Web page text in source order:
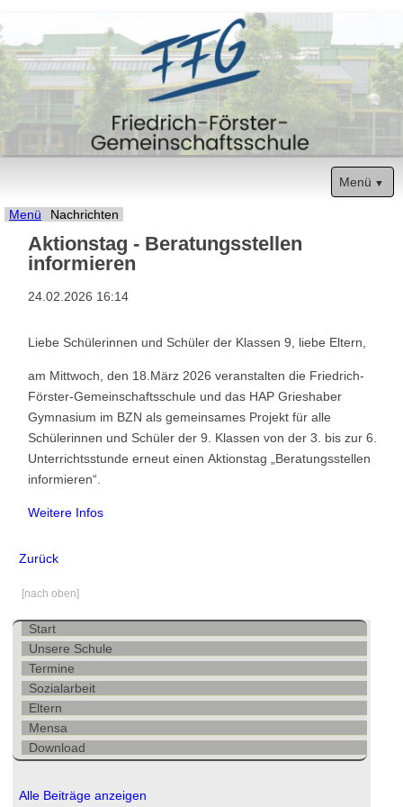
Menü
Navigation
überspringen
Start
Unsere Schule
Termine
Eltern
Mensa
Download
Menü Nachrichten
Aktionstag - Beratungsstellen
informieren
24.02.2026 16:14
Liebe Schülerinnen und Schüler der Klassen 9, liebe Eltern,
am Mittwoch, den 18.März 2026 veranstalten die Friedrich-
Förster-Gemeinschaftsschule und das HAP Grieshaber
Gymnasium im BZN als gemeinsames Projekt für alle
Schülerinnen und Schüler der 9. Klassen von der 3. bis zur 6.
Unterrichtsstunde erneut einen Aktionstag „Beratungsstellen
informieren“.
Weitere Infos
Zurück
[nach oben]
Navigation
überspringen
Start
Unsere Schule
Termine
Sozialarbeit
Eltern
Mensa
Download
Alle Beiträge anzeigen